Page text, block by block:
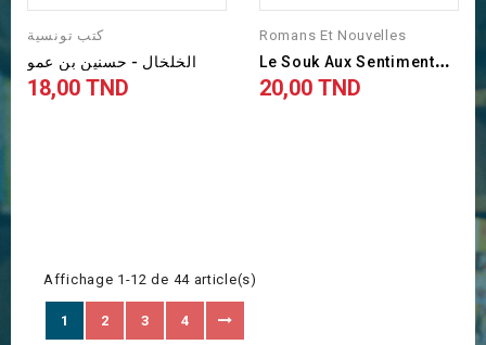
كتب تونسية
الخلخال - حسنين بن عمو
Prix
18,00 TND
Romans Et Nouvelles
L
E Souk Aux Sentiments -...
Prix
20,00 TND
Affichage 1-12 de 44 article(s)
1 2 3 4